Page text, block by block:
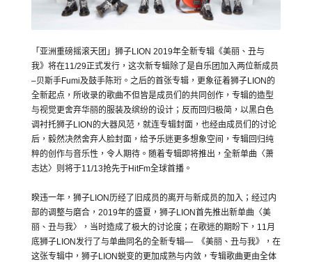
「亚洲重磅摇滚天团」狮子LION 2019年全新专辑《美丽、丑与
我》将在11/29正式发行， 这次新专辑除了是自乐团加入两位新成员
–贝斯手Fumi及鼓手陈珩。之后的首张专辑，更象征着狮子LION 的
全新起点， 所收录的歌曲不但皆是成员们的共同创作， 专辑的造型
与视觉更舍弃华丽的服装及缤纷的设计；反而回归极简， 以黑白色
调衬托狮子LION 的大器风范，就连专辑封面， 也经由成员们的讨论
后，毅然决然舍弃人脸封面， 给予乐迷更多想象空间，专辑回归纯
粹的创作与音乐性，令人期待。 随着专辑即将推出，全新单曲〈萧
志达〉则将于11/13抢先于HitFm全球首播。
睽违一年，狮子LION历经了旧成员的离开与新成员的加入； 经过内
部的调整与磨合， 2019年的盛夏，狮子LION首先推出新单曲〈美
丽、丑与我〉，当时造成了极大的讨论度； 在歌迷的期盼下， 11月
底狮子LION发行了与单曲同名的全新专辑—
《美丽、丑与我》，在
这张专辑中，狮子LION蜕变的更加成熟与 内敛，专辑歌曲更由全体